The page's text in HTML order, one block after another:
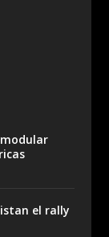
el rally